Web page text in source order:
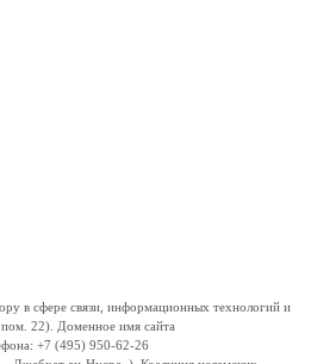
в сфере связи, информационных технологий и
22). Доменное имя сайта
+7 (495) 950-62-26